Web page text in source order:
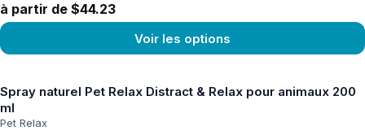
à partir de $44.23
Voir les options
Spray naturel Pet Relax Distract & Relax pour animaux 200
ml
Pet Relax